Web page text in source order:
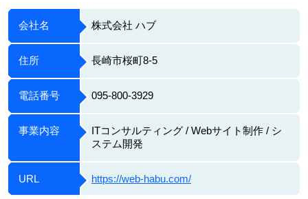
会社名 株式会社 ハブ
住所 長崎市桜町8-5
電話番号 095-800-3929
事業内容
ITコンサルティング / Webサイト制作 / シ
ステム開発
URL https://web-habu.com/